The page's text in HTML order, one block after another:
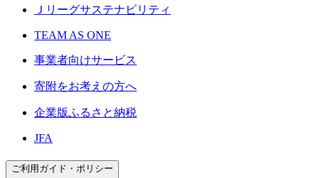
Ｊリーグサステナビリティ
TEAM AS ONE
事業者向けサービス
寄附をお考えの方へ
企業版ふるさと納税
JFA
ご利用ガイド・ポリシー